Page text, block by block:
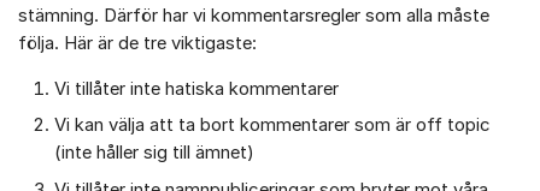
stämning. Därför har vi kommentarsregler som alla måste
följa. Här är de tre viktigaste:
Vi tillåter inte hatiska kommentarer
Vi kan välja att ta bort kommentarer som är off topic
(inte håller sig till ämnet)